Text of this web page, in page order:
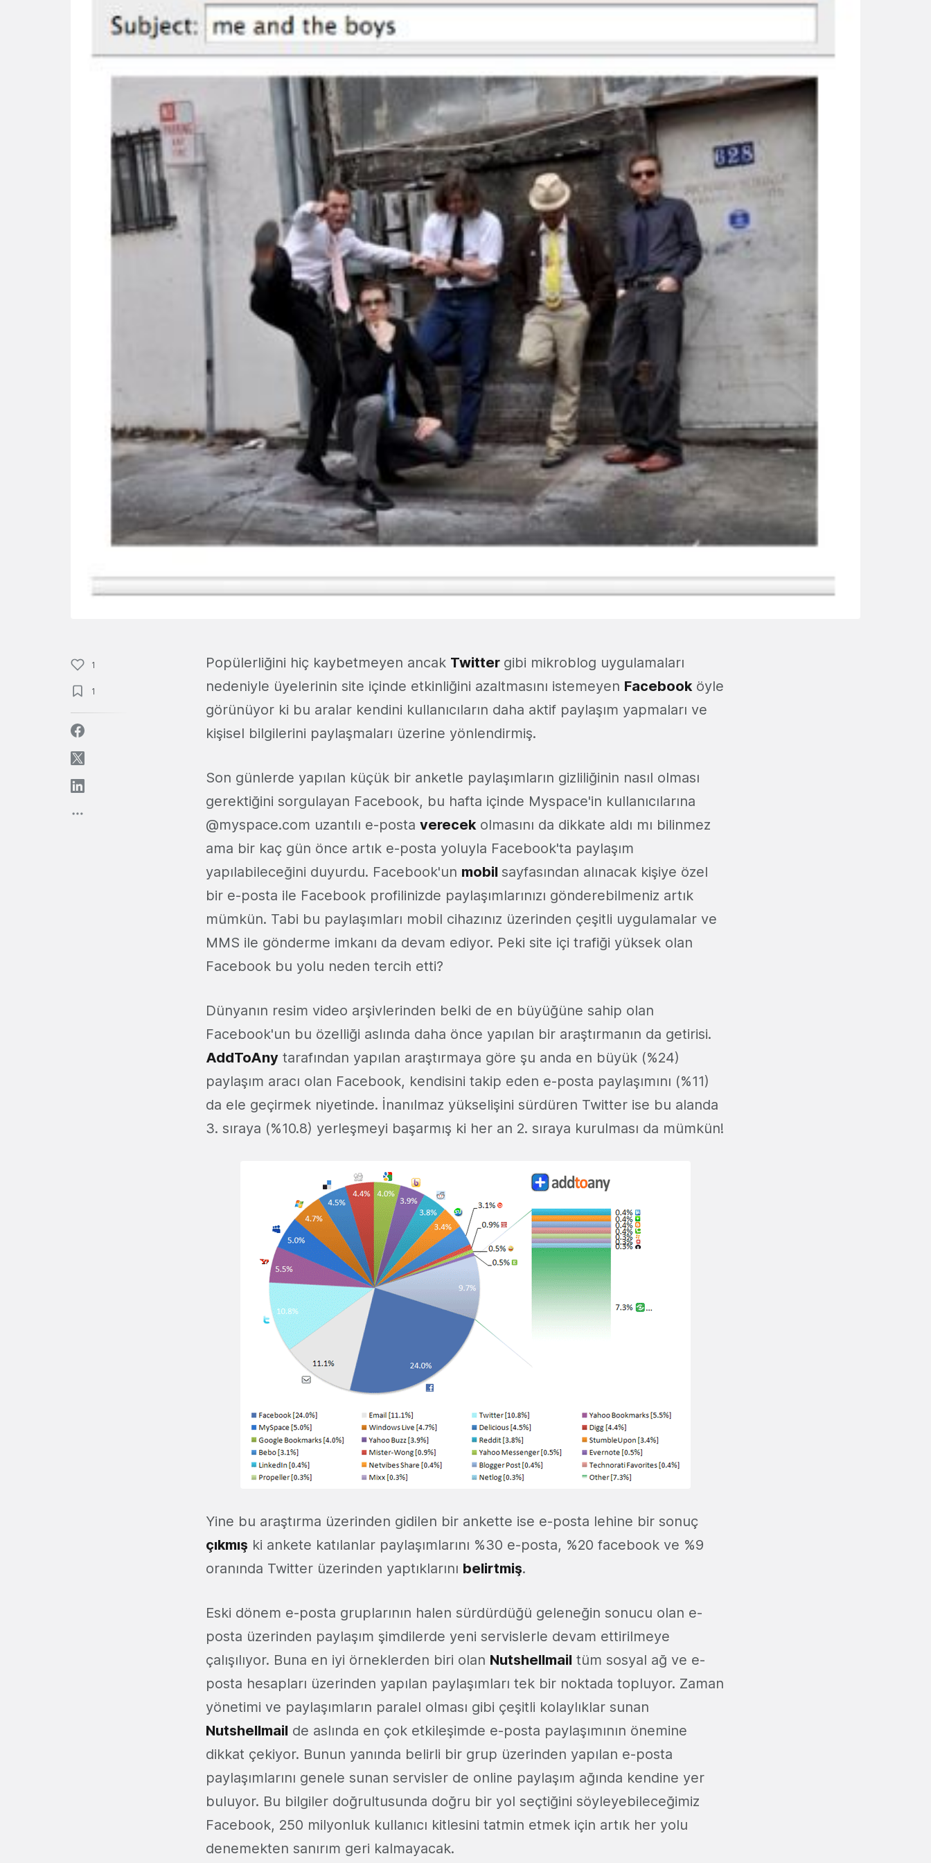
1
1
Popülerliğini hiç kaybetmeyen ancak Twitter gibi mikroblog uygulamaları
nedeniyle üyelerinin site içinde etkinliğini azaltmasını istemeyen Facebooköyle
görünüyor ki bu aralar kendini kullanıcıların daha aktif paylaşım yapmaları ve
kişisel bilgilerini paylaşmaları üzerine yönlendirmiş.
Son günlerde yapılan küçük bir anketle paylaşımların gizliliğinin nasıl olması
gerektiğini sorgulayan Facebook, bu hafta içinde Myspace'in kullanıcılarına
@myspace.com uzantılı e-posta verecekolmasını da dikkate aldı mı bilinmez
ama bir kaç gün önce artık e-posta yoluyla Facebook'ta paylaşım
yapılabileceğini duyurdu. Facebook'un mobil sayfasından alınacak kişiye özel
bir e-posta ile Facebook profilinizde paylaşımlarınızı gönderebilmeniz artık
mümkün. Tabi bu paylaşımları mobil cihazınız üzerinden çeşitli uygulamalar ve
MMS ile gönderme imkanı da devam ediyor. Peki site içi trafiği yüksek olan
Facebook bu yolu neden tercih etti?
Dünyanın resim video arşivlerinden belki de en büyüğüne sahip olan
Facebook'un bu özelliği aslında daha önce yapılan bir araştırmanın da getirisi.
AddToAny tarafından yapılan araştırmaya göre şu anda en büyük (%24)
paylaşım aracı olan Facebook, kendisini takip eden e-posta paylaşımını (%11)
da ele geçirmek niyetinde. İnanılmaz yükselişini sürdüren Twitter ise bu alanda
3. sıraya (%10.8) yerleşmeyi başarmış ki her an 2. sıraya kurulması da mümkün!
Yine bu araştırma üzerinden gidilen bir ankette ise e-posta lehine bir sonuç
çıkmış ki ankete katılanlar paylaşımlarını %30 e-posta, %20 facebook ve %9
oranında Twitter üzerinden yaptıklarını belirtmiş.
Eski dönem e-posta gruplarının halen sürdürdüğü geleneğin sonucu olan e-
posta üzerinden paylaşım şimdilerde yeni servislerle devam ettirilmeye
çalışılıyor. Buna en iyi örneklerden biri olan Nutshellmail tüm sosyal ağ ve e-
posta hesapları üzerinden yapılan paylaşımları tek bir noktada topluyor. Zaman
yönetimi ve paylaşımların paralel olması gibi çeşitli kolaylıklar sunan
Nutshellmail de aslında en çok etkileşimde e-posta paylaşımının önemine
dikkat çekiyor. Bunun yanında belirli bir grup üzerinden yapılan e-posta
paylaşımlarını genele sunan servisler de online paylaşım ağında kendine yer
buluyor. Bu bilgiler doğrultusunda doğru bir yol seçtiğini söyleyebileceğimiz
Facebook, 250 milyonluk kullanıcı kitlesini tatmin etmek için artık her yolu
denemekten sanırım geri kalmayacak.